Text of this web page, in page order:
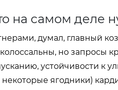
на самом деле
думал, главный
но запросы
устойчивости к
ягодники)